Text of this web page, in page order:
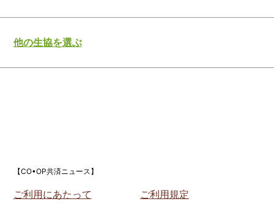
他の生協を選ぶ
【CO•OP共済ニュース】
ご利用にあたって ご利用規定